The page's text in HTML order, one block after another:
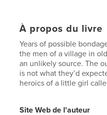
À propos du livre
Years of possible
the men of a village in
an unlikely source. The
is not what they’d
heroics of a little girl
Site Web de l'auteur